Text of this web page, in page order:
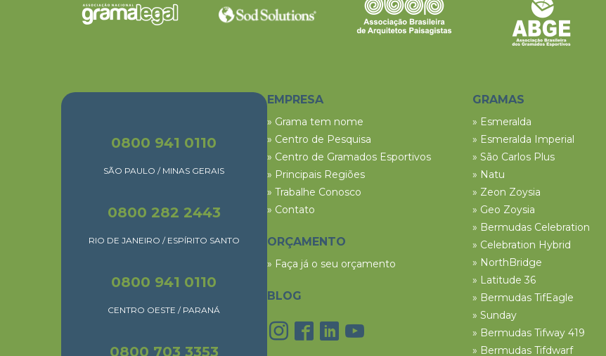
0800 941 0110
SÃO PAULO / MINAS GERAIS
0800 282 2443
RIO DE JANEIRO / ESPÍRITO SANTO
0800 941 0110
CENTRO OESTE / PARANÁ
0800 703 3353
EMPRESA
» Grama tem nome
» Centro de Pesquisa
» Centro de Gramados Esportivos
» Principais Regiões
» Trabalhe Conosco
» Contato
ORÇAMENTO
» Faça já o seu orçamento
BLOG
GRAMAS
» Esmeralda
» Esmeralda Imperial
» São Carlos Plus
» Natu
» Zeon Zoysia
» Geo Zoysia
» Bermudas Celebration
» Celebration Hybrid
» NorthBridge
» Latitude 36
» Bermudas TifEagle
» Sunday
» Bermudas Tifway 419
» Bermudas Tifdwarf